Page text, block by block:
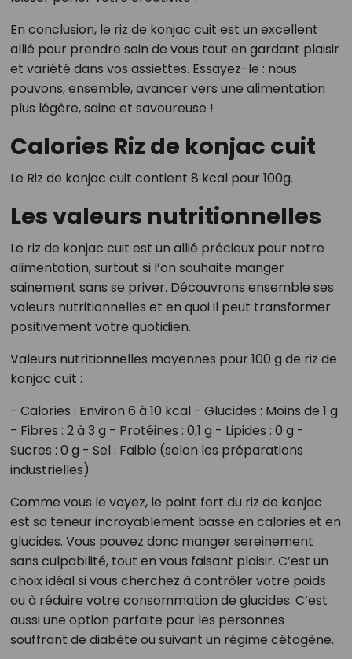
En conclusion, le riz de konjac cuit est un excellent
allié pour prendre soin de vous tout en gardant plaisir
et variété dans vos assiettes. Essayez-le : nous
pouvons, ensemble, avancer vers une alimentation
plus légère, saine et savoureuse !
Calories Riz de konjac cuit
Le Riz de konjac cuit contient 8 kcal pour 100g.
Les valeurs nutritionnelles
Le riz de konjac cuit est un allié précieux pour notre
alimentation, surtout si l’on souhaite manger
sainement sans se priver. Découvrons ensemble ses
valeurs nutritionnelles et en quoi il peut transformer
positivement votre quotidien.
Valeurs nutritionnelles moyennes pour 100 g de riz de
konjac cuit :
- Calories : Environ 6 à 10 kcal - Glucides : Moins de 1 g
- Fibres : 2 à 3 g - Protéines : 0,1 g - Lipides : 0 g -
Sucres : 0 g - Sel : Faible (selon les préparations
industrielles)
Comme vous le voyez, le point fort du riz de konjac
est sa teneur incroyablement basse en calories et en
glucides. Vous pouvez donc manger sereinement
sans culpabilité, tout en vous faisant plaisir. C’est un
choix idéal si vous cherchez à contrôler votre poids
ou à réduire votre consommation de glucides. C’est
aussi une option parfaite pour les personnes
souffrant de diabète ou suivant un régime cétogène.